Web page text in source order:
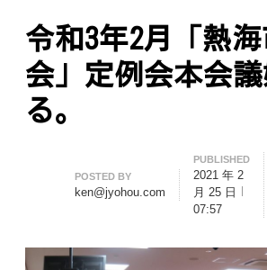
令和3年2月「熱
会」定例会本会
る。
Author
POSTED BY
ken@jyohou.com
PUBLISHED
2021 年 2
月 25 日
07:57